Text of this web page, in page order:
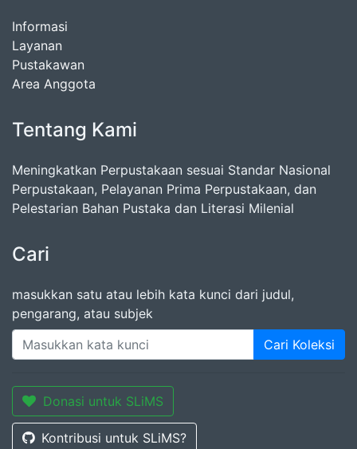
Informasi
Layanan
Pustakawan
Area Anggota
Tentang Kami
Meningkatkan Perpustakaan sesuai Standar Nasional
Perpustakaan, Pelayanan Prima Perpustakaan, dan
Pelestarian Bahan Pustaka dan Literasi Milenial
Cari
masukkan satu atau lebih kata kunci dari judul,
pengarang, atau subjek
Cari Koleksi
Donasi untuk SLiMS
Kontribusi untuk SLiMS?